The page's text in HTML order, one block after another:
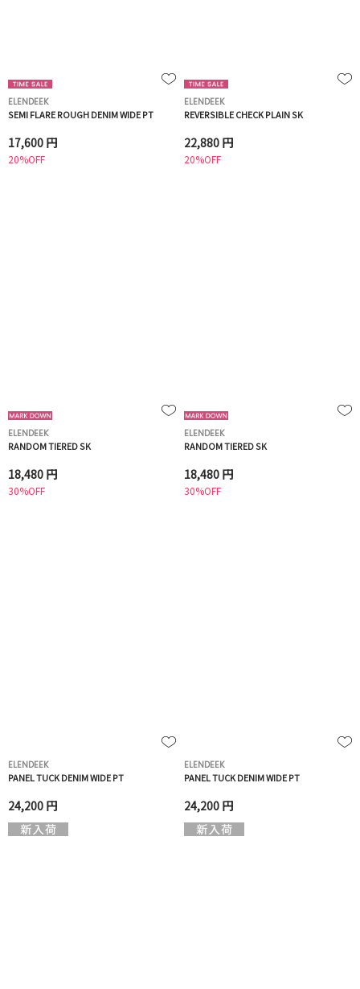
ELENDEEK
SEMI FLARE ROUGH DENIM WIDE PT
17,600 円
20%OFF
ELENDEEK
REVERSIBLE CHECK PLAIN SK
22,880 円
20%OFF
ELENDEEK
RANDOM TIERED SK
18,480 円
30%OFF
ELENDEEK
RANDOM TIERED SK
18,480 円
30%OFF
ELENDEEK
PANEL TUCK DENIM WIDE PT
24,200 円
ELENDEEK
PANEL TUCK DENIM WIDE PT
24,200 円